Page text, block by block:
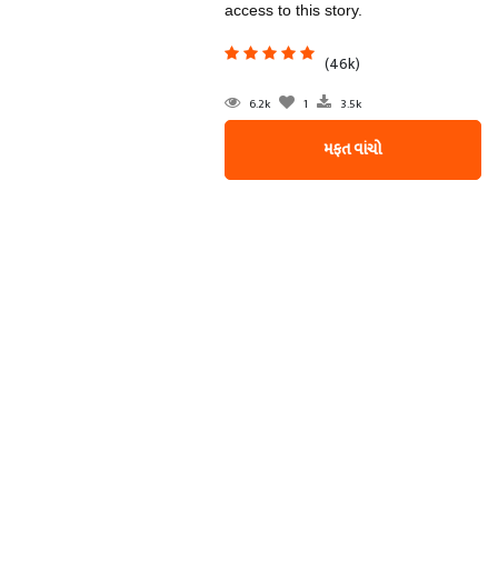
access to this story.
(46k)
6.2k 1 3.5k
મફત વાંચો